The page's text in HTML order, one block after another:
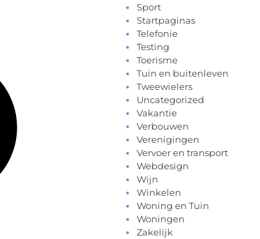
Sport
Startpaginas
Telefonie
Testing
Toerisme
Tuin en buitenleven
Tweewielers
Uncategorized
Vakantie
Verbouwen
Verenigingen
Vervoer en transport
Webdesign
Wijn
Winkelen
Woning en Tuin
Woningen
Zakelijk